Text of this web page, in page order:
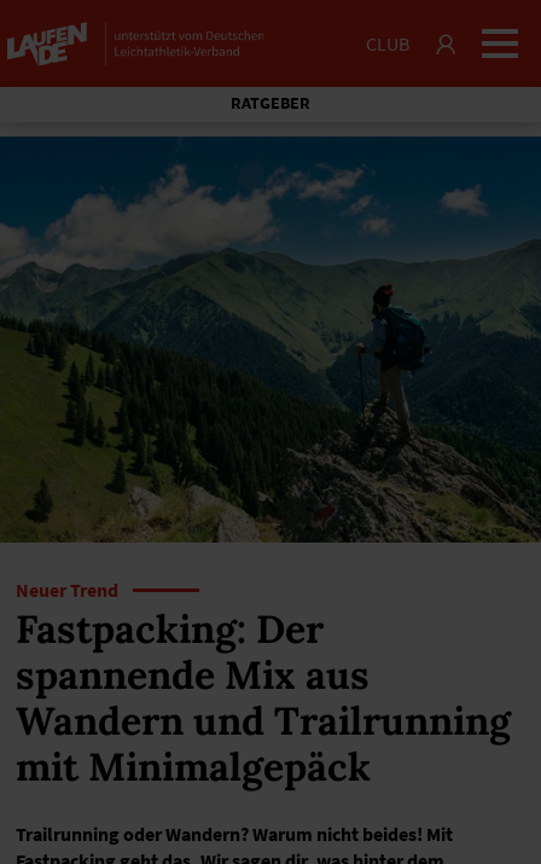
CLUB
RATGEBER
Neuer Trend
Fastpacking: Der
spannende Mix aus
Wandern und Trailrunning
mit Minimalgepäck
Trailrunning oder Wandern? Warum nicht beides! Mit